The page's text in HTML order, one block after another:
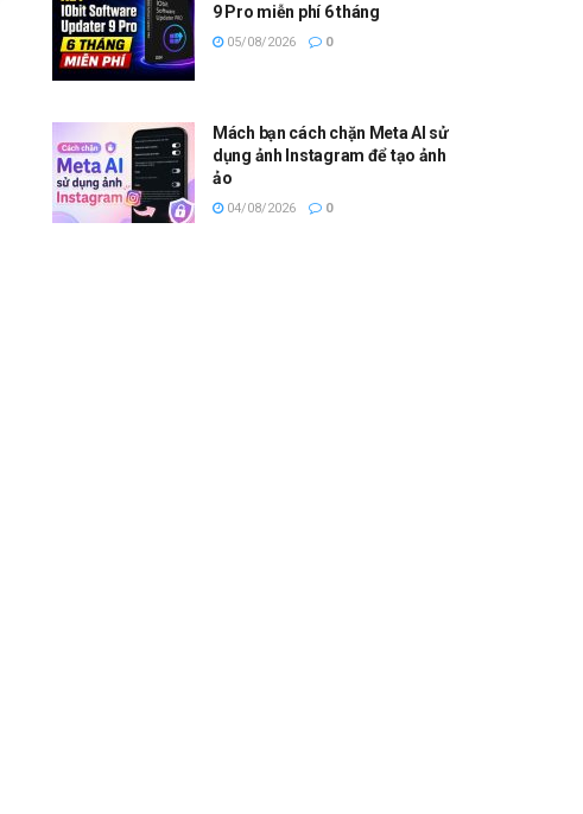
9 Pro miễn phí 6 tháng
05/08/2026 0
Mách bạn cách chặn Meta AI sử
dụng ảnh Instagram để tạo ảnh
ảo
04/08/2026 0